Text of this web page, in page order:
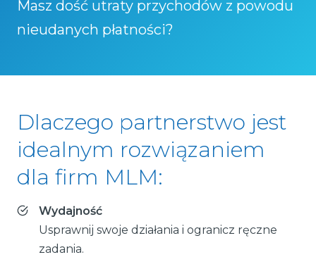
Masz dość utraty przychodów z powodu
nieudanych płatności?
Dlaczego partnerstwo jest
idealnym rozwiązaniem
dla firm MLM:
Wydajność
Usprawnij swoje działania i ogranicz ręczne
zadania.